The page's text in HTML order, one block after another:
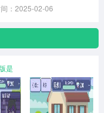
：2025-02-06
是